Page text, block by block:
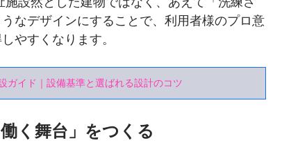
なデザインにすることで、利用者様のプロ意
やすくなります。
ガイド｜設備基準と選ばれる設計のコツ
く舞台」をつくる